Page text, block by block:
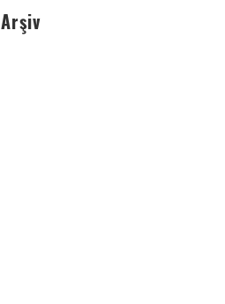
Arşiv